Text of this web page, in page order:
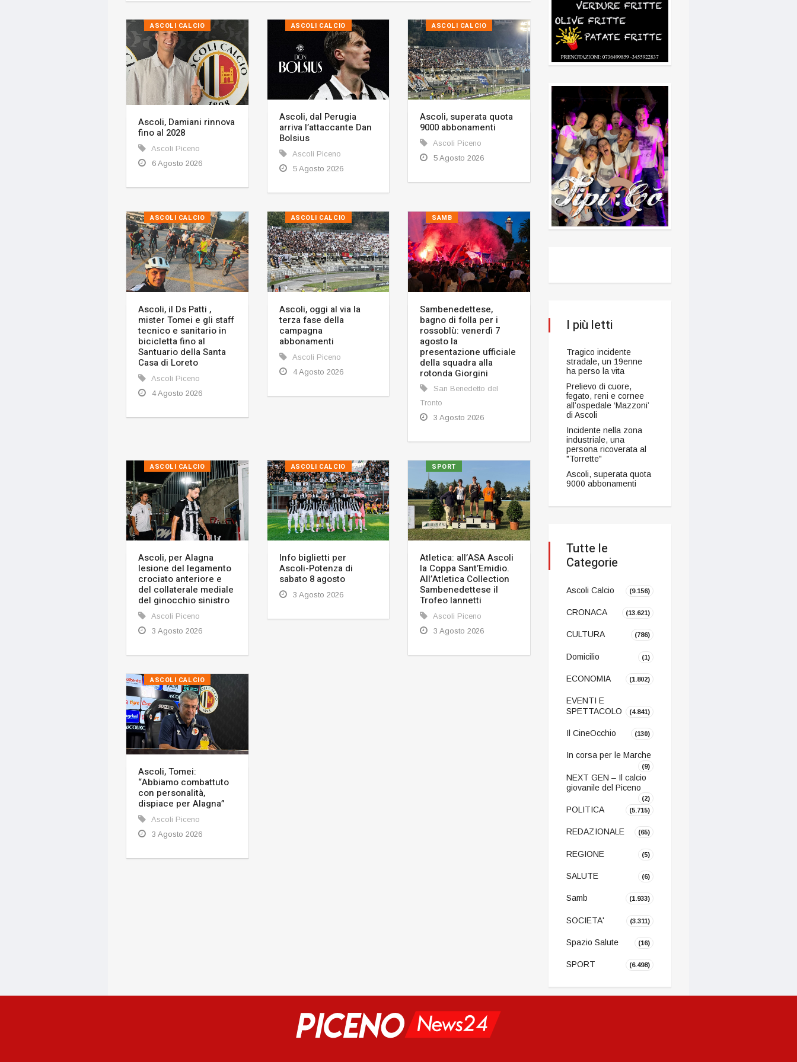
ASCOLI CALCIO
Ascoli, Damiani rinnova
fino al 2028
Ascoli Piceno
6 Agosto 2026
ASCOLI CALCIO
Ascoli, dal Perugia
arriva l’attaccante Dan
Bolsius
Ascoli Piceno
5 Agosto 2026
ASCOLI CALCIO
Ascoli, superata quota
9000 abbonamenti
Ascoli Piceno
5 Agosto 2026
ASCOLI CALCIO
Ascoli, il Ds Patti ,
mister Tomei e gli staff
tecnico e sanitario in
bicicletta fino al
Santuario della Santa
Casa di Loreto
Ascoli Piceno
4 Agosto 2026
ASCOLI CALCIO
Ascoli, oggi al via la
terza fase della
campagna
abbonamenti
Ascoli Piceno
4 Agosto 2026
SAMB
Sambenedettese,
bagno di folla per i
rossoblù: venerdì 7
agosto la
presentazione ufficiale
della squadra alla
rotonda Giorgini
San Benedetto del
Tronto
3 Agosto 2026
ASCOLI CALCIO
Ascoli, per Alagna
lesione del legamento
crociato anteriore e
del collaterale mediale
del ginocchio sinistro
Ascoli Piceno
3 Agosto 2026
ASCOLI CALCIO
Info biglietti per
Ascoli-Potenza di
sabato 8 agosto
3 Agosto 2026
SPORT
Atletica: all’ASA Ascoli
la Coppa Sant’Emidio.
All’Atletica Collection
Sambenedettese il
Trofeo Iannetti
Ascoli Piceno
3 Agosto 2026
ASCOLI CALCIO
Ascoli, Tomei:
“Abbiamo combattuto
con personalità,
dispiace per Alagna”
Ascoli Piceno
3 Agosto 2026
I più letti
Tragico incidente
stradale, un 19enne
ha perso la vita
Prelievo di cuore,
fegato, reni e cornee
all’ospedale ‘Mazzoni’
di Ascoli
Incidente nella zona
industriale, una
persona ricoverata al
"Torrette"
Ascoli, superata quota
9000 abbonamenti
Tutte le
Categorie
Ascoli Calcio (9.156)
CRONACA (13.621)
CULTURA (786)
Domicilio (1)
ECONOMIA (1.802)
EVENTI E
SPETTACOLO
(4.841)
Il CineOcchio (130)
In corsa per le Marche
(9)
NEXT GEN – Il calcio
giovanile del Piceno
(2)
POLITICA (5.715)
REDAZIONALE (65)
REGIONE (5)
SALUTE (6)
Samb (1.933)
SOCIETA' (3.311)
Spazio Salute (16)
SPORT (6.498)